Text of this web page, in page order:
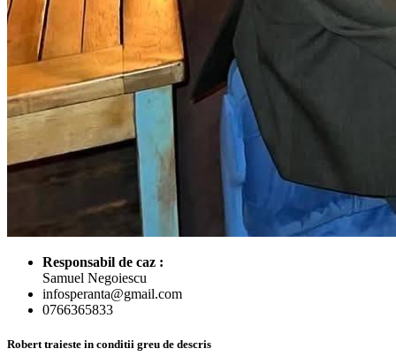
Responsabil de caz :
Samuel Negoiescu
infosperanta@gmail.com
0766365833
Robert traieste in conditii greu de descris